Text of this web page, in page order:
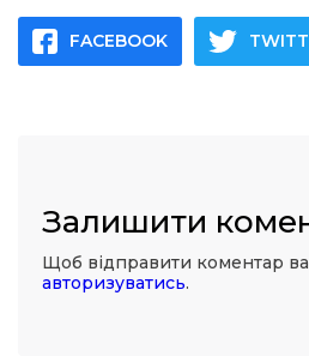
FACEBOOK
Залишити
Щоб відправити коментар
авторизуватись.